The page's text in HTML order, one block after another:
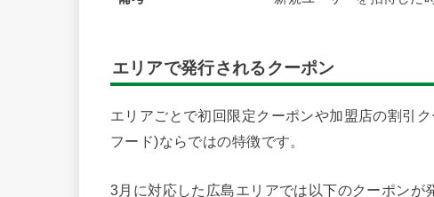
エリアで発行されるクーポン
エリアごとで初回限定クーポンや加盟店の割引
フード)ならではの特徴です。
3月に対応した広島エリアでは以下のクーポンが